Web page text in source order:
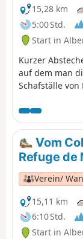
15,28 km
5:00 Std.
Start in
Kurzer
auf dem man
Schafställe von
Vom
Refuge de
Verein/
15,11 km
6:10 Std.
Start in